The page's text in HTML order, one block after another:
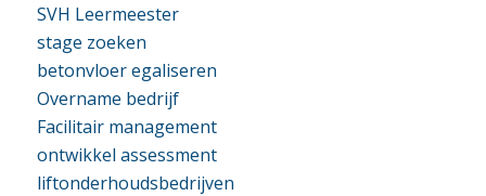
SVH Leermeester
stage zoeken
betonvloer egaliseren
Overname bedrijf
Facilitair management
ontwikkel assessment
liftonderhoudsbedrijven